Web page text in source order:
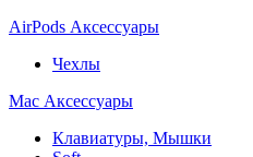
AirPods Аксессуары
Чехлы
Mac Аксессуары
Клавиатуры, Мышки